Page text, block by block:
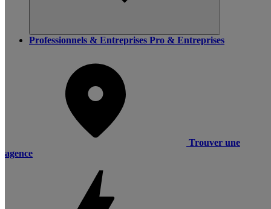
Professionnels & Entreprises Pro & Entreprises
Trouver une
agence